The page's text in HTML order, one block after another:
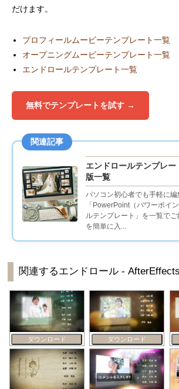
だけます。
プロフィールムービーテンプレート一覧
オープニングムービーテンプレート一覧
エンドロールテンプレート一覧
無料でテンプレートを試す →
関連記事
エンドロールテンプレ
版一覧
パソコン初心者でも手軽に編
「PowerPoint（パワーポイ
ルテンプレート」を一覧で
を簡単に入...
関連するエンドロール -
ダウンロード ダウンロード